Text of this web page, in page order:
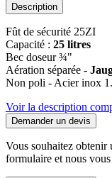
Description
Fût de sécurité 25ZI
Capacité : 25 litres
Bec doseur ¾"
Aération séparée -
Non poli - Acier inox
Voir la description
Demander un devis
Vous souhaitez obtenir
formulaire et nous